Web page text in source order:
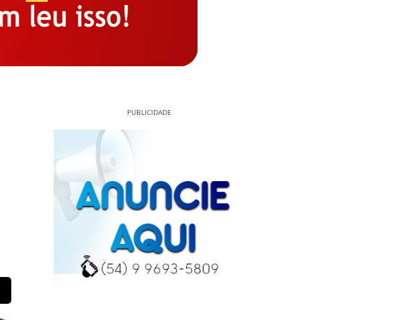
PUBLICIDADE